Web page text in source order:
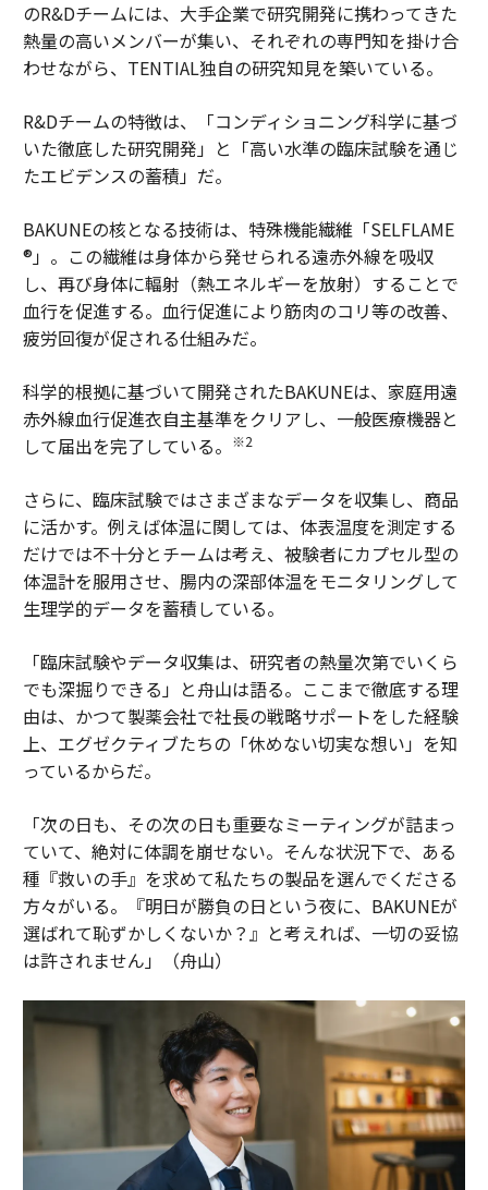
のR&Dチームには、大手企業で研究開発に携わってきた
熱量の高いメンバーが集い、それぞれの専門知を掛け合
わせながら、TENTIAL独自の研究知見を築いている。
R&Dチームの特徴は、「コンディショニング科学に基づ
いた徹底した研究開発」と「高い水準の臨床試験を通じ
たエビデンスの蓄積」だ。
BAKUNEの核となる技術は、特殊機能繊維「SELFLAME
®」。この繊維は身体から発せられる遠赤外線を吸収
し、再び身体に輻射（熱エネルギーを放射）することで
血行を促進する。血行促進により筋肉のコリ等の改善、
疲労回復が促される仕組みだ。
科学的根拠に基づいて開発されたBAKUNEは、家庭用遠
赤外線血行促進衣自主基準をクリアし、一般医療機器と
して届出を完了している。
※2
さらに、臨床試験ではさまざまなデータを収集し、商品
に活かす。例えば体温に関しては、体表温度を測定する
だけでは不十分とチームは考え、被験者にカプセル型の
体温計を服用させ、腸内の深部体温をモニタリングして
生理学的データを蓄積している。
「臨床試験やデータ収集は、研究者の熱量次第でいくら
でも深掘りできる」と舟山は語る。ここまで徹底する理
由は、かつて製薬会社で社長の戦略サポートをした経験
上、エグゼクティブたちの「休めない切実な想い」を知
っているからだ。
「次の日も、その次の日も重要なミーティングが詰まっ
ていて、絶対に体調を崩せない。そんな状況下で、ある
種『救いの手』を求めて私たちの製品を選んでくださる
方々がいる。『明日が勝負の日という夜に、BAKUNEが
選ばれて恥ずかしくないか？』と考えれば、一切の妥協
は許されません」（舟山）